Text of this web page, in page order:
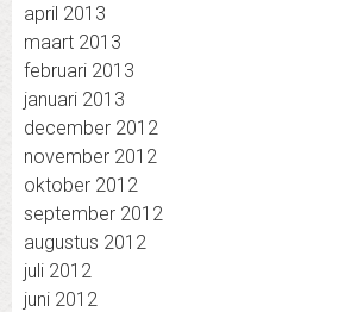
april 2013
maart 2013
februari 2013
januari 2013
december 2012
november 2012
oktober 2012
september 2012
augustus 2012
juli 2012
juni 2012